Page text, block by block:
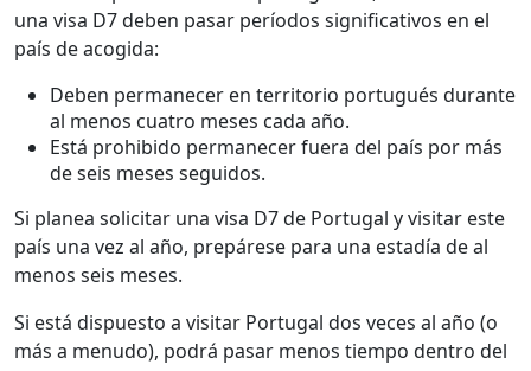
una visa D7 deben pasar períodos significativos en el
país de acogida:
Deben permanecer en territorio portugués durante
al menos cuatro meses cada año.
Está prohibido permanecer fuera del país por más
de seis meses seguidos.
Si planea solicitar una visa D7 de Portugal y visitar este
país una vez al año, prepárese para una estadía de al
menos seis meses.
Si está dispuesto a visitar Portugal dos veces al año (o
más a menudo), podrá pasar menos tiempo dentro del